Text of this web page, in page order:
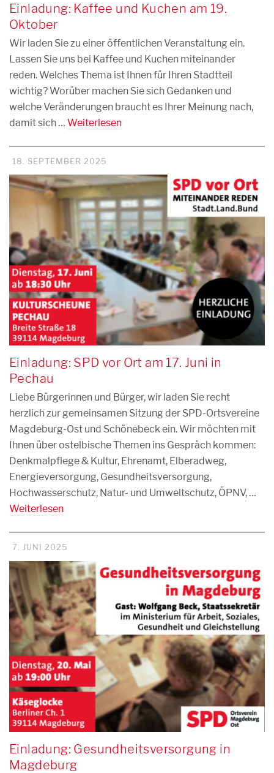
Einladung: Kaffee und Kuchen am 19.
Oktober
Wir laden Sie zu einer öffentlichen Veranstaltung ein.
Lassen Sie uns bei Kaffee und Kuchen miteinander
reden. Welches Thema ist Ihnen für Ihren Stadtteil
wichtig? Worüber machen Sie sich Gedanken und
welche Veränderungen braucht es Ihrer Meinung nach,
damit sich … Weiterlesen
18. SEPTEMBER 2025
Einladung: SPD vor Ort am 17. Juni in
Pechau
Liebe Bürgerinnen und Bürger, wir laden Sie recht
herzlich zur gemeinsamen Sitzung der SPD-Ortsvereine
Magdeburg-Ost und Schönebeck ein. Wir möchten mit
Ihnen über ostelbische Themen ins Gespräch kommen:
Denkmalpflege & Kultur, Ehrenamt, Elberadweg,
Energieversorgung, Gesundheitsversorgung,
Hochwasserschutz, Natur- und Umweltschutz, ÖPNV, …
Weiterlesen
7. JUNI 2025
Einladung: Gesundheitsversorgung in
Magdeburg